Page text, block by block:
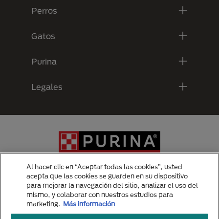
Perros
Gatos
Purina
Legales
Menu Footer Secundario Purina
Al hacer clic en “Aceptar todas las cookies”, usted
acepta que las cookies se guarden en su dispositivo
para mejorar la navegación del sitio, analizar el uso del
mismo, y colaborar con nuestros estudios para
marketing. Más información